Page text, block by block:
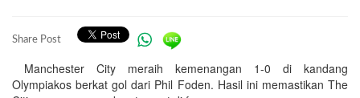
Share Post
Manchester City meraih kemenangan 1-0 di kandang
Olympiakos berkat gol dari Phil Foden. Hasil ini memastikan The